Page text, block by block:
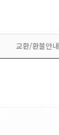
교환/환불안내